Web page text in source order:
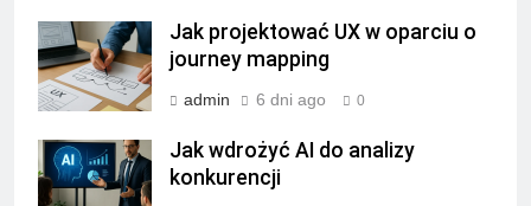
Jak projektować UX w oparciu o
journey mapping
admin 6 dni ago 0
Jak wdrożyć AI do analizy
konkurencji